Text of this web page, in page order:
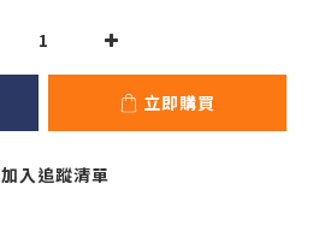
立即購買
加入追蹤清單